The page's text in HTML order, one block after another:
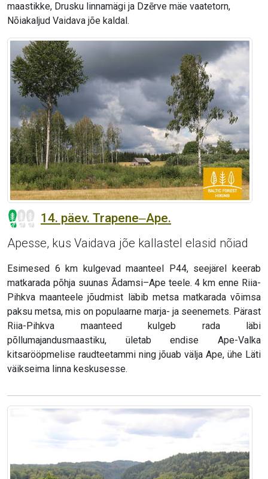
maastikke, Drusku linnamägi ja Dzērve mäe vaatetorn,
Nõiakaljud Vaidava jõe kaldal.
14. päev. Trapene‒Ape.
Apesse, kus Vaidava jõe kallastel elasid nõiad
Esimesed 6 km kulgevad maanteel P44, seejärel keerab
matkarada põhja suunas Ādamsi–Ape teele. 4 km enne Riia-
Pihkva maanteele jõudmist läbib metsa matkarada võimsa
paksu metsa, mis on populaarne marja- ja seenemets. Pärast
Riia-Pihkva maanteed kulgeb rada läbi
põllumajandusmaastiku, ületab endise Ape-Valka
kitsarööpmelise raudteetammi ning jõuab välja Ape, ühe Läti
väikseima linna keskusesse.